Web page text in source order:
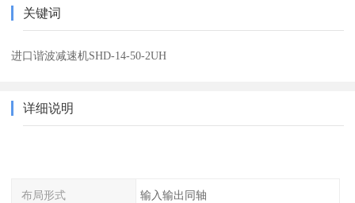
关键词
进口谐波减速机SHD-14-50-2UH
详细说明
布局形式 输入输出同轴